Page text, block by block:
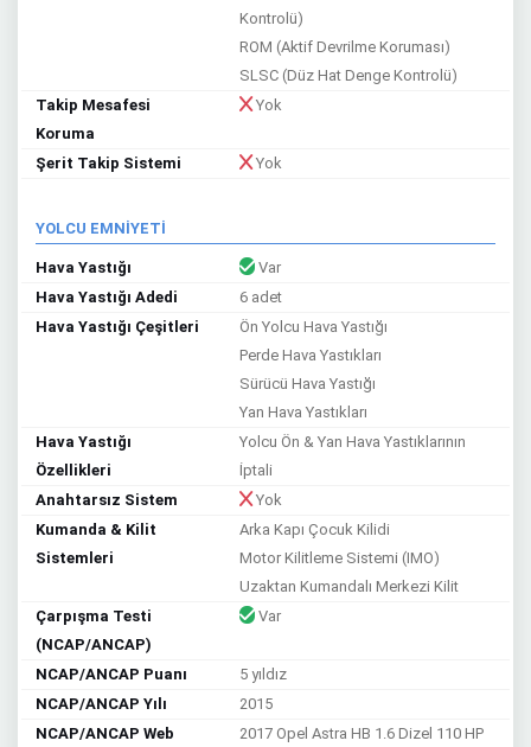
Kontrolü)
ROM (Aktif Devrilme Koruması)
SLSC (Düz Hat Denge Kontrolü)
Takip Mesafesi
Koruma
Yok
Şerit Takip Sistemi Yok
YOLCU EMNİYETİ
Hava Yastığı
Var
Hava Yastığı Adedi
6 adet
Hava Yastığı Çeşitleri
Ön Yolcu Hava Yastığı
Perde Hava Yastıkları
Sürücü Hava Yastığı
Yan Hava Yastıkları
Hava Yastığı
Özellikleri
Yolcu Ön & Yan Hava Yastıklarının
İptali
Anahtarsız Sistem
Yok
Kumanda & Kilit
Sistemleri
Arka Kapı Çocuk Kilidi
Motor Kilitleme Sistemi (IMO)
Uzaktan Kumandalı Merkezi Kilit
Çarpışma Testi
(NCAP/ANCAP)
Var
NCAP/ANCAP Puanı
5 yıldız
NCAP/ANCAP Yılı
2015
NCAP/ANCAP Web
2017 Opel Astra HB 1.6 Dizel 110 HP